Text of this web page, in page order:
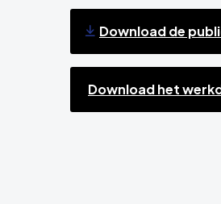
Download de
Download het